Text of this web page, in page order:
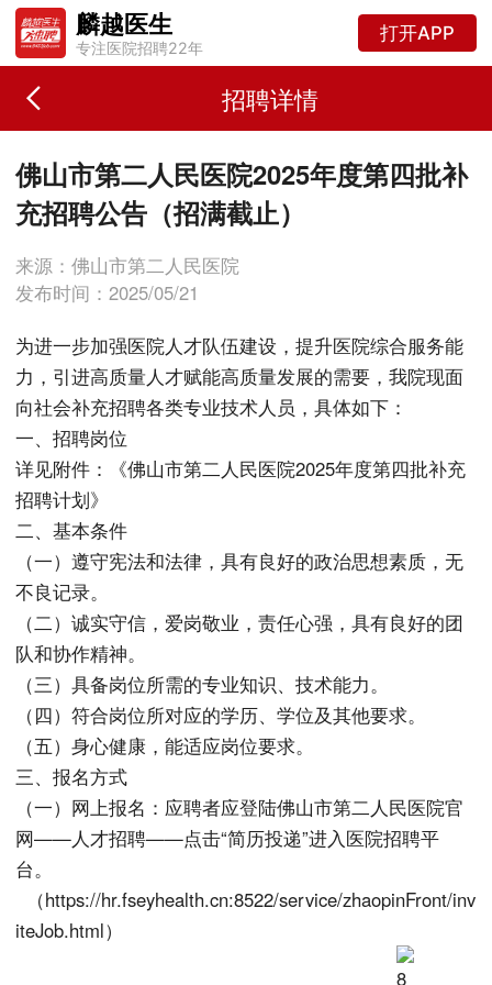
麟越医生
专注医院招聘22年
打开APP
招聘详情
佛山市第二人民医院2025年度第四批补
充招聘公告（招满截止）
来源：佛山市第二人民医院
发布时间：2025/05/21
为进一步加强医院人才队伍建设，提升医院综合服务能
力，引进高质量人才赋能高质量发展的需要，我院现面
向社会补充招聘各类专业技术人员，具体如下：
一、招聘岗位
详见附件：《佛山市第二人民医院2025年度第四批补充
招聘计划》
二、基本条件
（一）遵守宪法和法律，具有良好的政治思想素质，无
不良记录。
（二）诚实守信，爱岗敬业，责任心强，具有良好的团
队和协作精神。
（三）具备岗位所需的专业知识、技术能力。
（四）符合岗位所对应的学历、学位及其他要求。
（五）身心健康，能适应岗位要求。
三、报名方式
（一）网上报名：应聘者应登陆佛山市第二人民医院官
网——人才招聘——点击“简历投递”进入医院招聘平
台。
（https://hr.fseyhealth.cn:8522/service/zhaopinFront/inv
iteJob.html）